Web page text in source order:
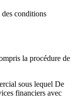
des conditions
la procédure de
sous lequel De
financiers avec